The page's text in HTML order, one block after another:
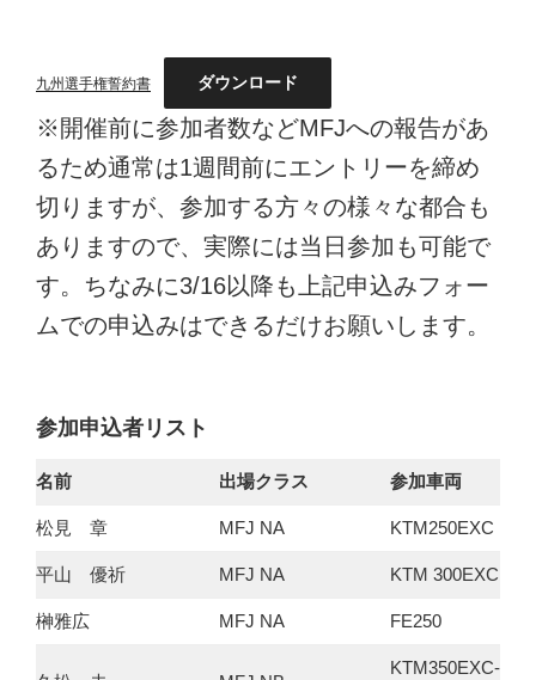
九州選手権誓約書 ダウンロード
※開催前に参加者数などMFJへの報告があ
るため通常は1週間前にエントリーを締め
切りますが、参加する方々の様々な都合も
ありますので、実際には当日参加も可能で
す。ちなみに3/16以降も上記申込みフォー
ムでの申込みはできるだけお願いします。
参加申込者リスト
名前 出場クラス 参加車両
松見 章 MFJ NA KTM250EXC
平山 優祈 MFJ NA KTM 300EXC
榊雅広 MFJ NA FE250
KTM350EXC-